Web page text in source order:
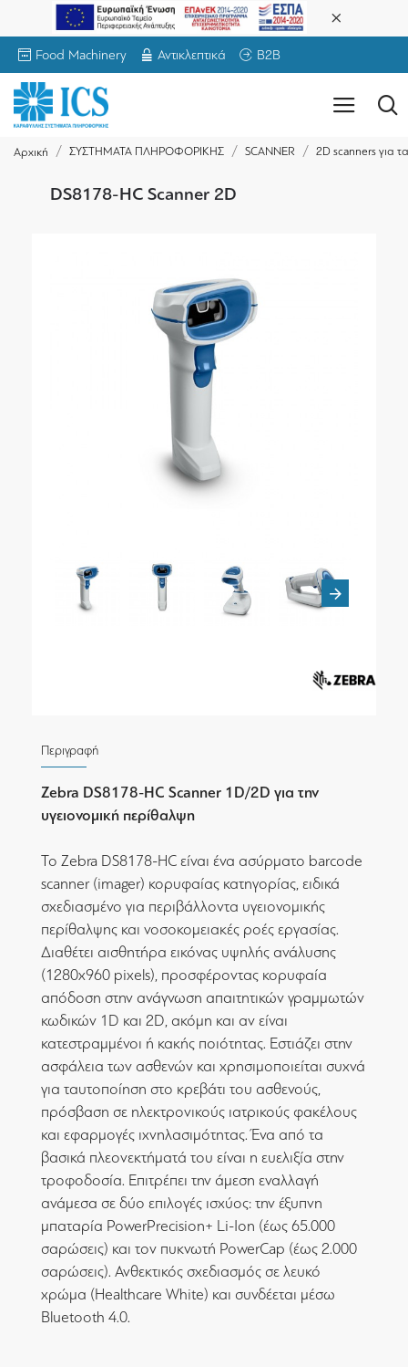
Food Machinery Αντικλεπτικά B2B
Αρχική ΣΥΣΤΗΜΑΤΑ ΠΛΗΡΟΦΟΡΙΚΗΣ SCANNER 2D scanners για
DS8178-HC Scanner 2D
Περιγραφή
Zebra DS8178-HC Scanner 1D/2D για την
υγειονομική περίθαλψη
Το Zebra DS8178-HC είναι ένα ασύρματο barcode
scanner (imager) κορυφαίας κατηγορίας, ειδικά
σχεδιασμένο για περιβάλλοντα υγειονομικής
περίθαλψης και νοσοκομειακές ροές εργασίας.
Διαθέτει αισθητήρα εικόνας υψηλής ανάλυσης
(1280x960 pixels), προσφέροντας κορυφαία
απόδοση στην ανάγνωση απαιτητικών γραμμωτών
κωδικών 1D και 2D, ακόμη και αν είναι
κατεστραμμένοι ή κακής ποιότητας. Εστιάζει στην
ασφάλεια των ασθενών και χρησιμοποιείται συχνά
για ταυτοποίηση στο κρεβάτι του ασθενούς,
πρόσβαση σε ηλεκτρονικούς ιατρικούς φακέλους
και εφαρμογές ιχνηλασιμότητας. Ένα από τα
βασικά πλεονεκτήματά του είναι η ευελιξία στην
τροφοδοσία. Επιτρέπει την άμεση εναλλαγή
ανάμεσα σε δύο επιλογές ισχύος: την έξυπνη
μπαταρία PowerPrecision+ Li-Ion (έως 65.000
σαρώσεις) και τον πυκνωτή PowerCap (έως 2.000
σαρώσεις). Ανθεκτικός σχεδιασμός σε λευκό
χρώμα (Healthcare White) και συνδέεται μέσω
Bluetooth 4.0.